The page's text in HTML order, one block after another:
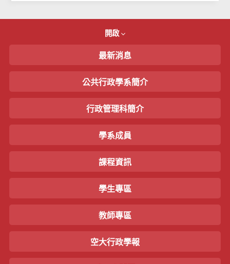
開啟
最新消息
公共行政學系簡介
行政管理科簡介
學系成員
課程資訊
學生專區
教師專區
空大行政學報